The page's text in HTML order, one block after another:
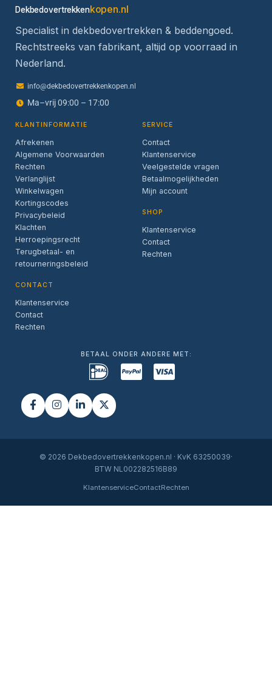
Dekbedovertrekkenkopen.nl
Specialist in dekbedovertrekken & beddengoed.
Rechtstreeks van fabrikant, altijd op voorraad in
Nederland.
info@dekbedovertrekkenkopen.nl
Ma–vrij 09:00 – 17:00
KLANTINFORMATIE
Afrekenen
Algemene Voorwaarden
Rechten
Verlanglijst
Winkelwagen
Kortingscodes
Privacybeleid
Klachten
Herroepingsrecht
Terugbetaal- en
retourneringsbeleid
CONTACT
Klantenservice
Contact
Rechten
SERVICE
Contact
Klantenservice
Veelgestelde vragen
Betaalmogelijkheden
Mijn account
SHOP
Klantenservice
Contact
Rechten
BETAAL ONDER ANDERE MET:
© 2026 Dekbedovertrekkenkopen.nl · KvK 63250039·
BTW NL002282516B89
KlantenserviceContactRechten